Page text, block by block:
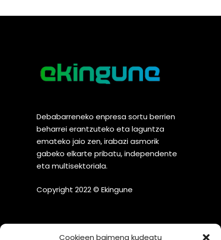
Cookieen baimena kudeatu
Debabarreneko enpresa sortu berrien
beharrei erantzuteko eta laguntza
emateko jaio zen, irabazi asmorik
gabeko elkarte pribatu, independente
eta multisektoriala.
Copyright 2022 © Ekingune